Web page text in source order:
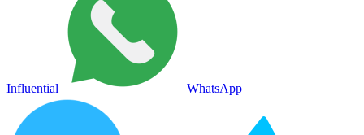
Influential WhatsApp